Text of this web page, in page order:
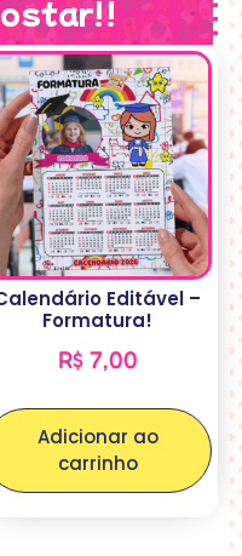
Editável –
Formatura!
R$7,00
Adicionar ao
carrinho